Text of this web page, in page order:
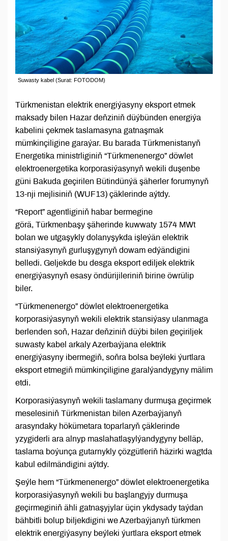
Suwasty kabel (Surat: FOTODOM)
Türkmenistan elektrik energiýasyny eksport etmek
maksady bilen Hazar deňziniň düýbünden energiýa
kabelini çekmek taslamasyna gatnaşmak
mümkinçiligine garaýar. Bu barada Türkmenistanyň
Energetika ministrliginiň “Türkmenenergo” döwlet
elektroenergetika korporasiýasynyň wekili duşenbe
güni Bakuda geçirilen Bütindünýä şäherler forumynyň
13-nji mejlisiniň (WUF13) çäklerinde aýtdy.
“Report” agentliginiň habar bermegine
görä, Türkmenbaşy şäherinde kuwwaty 1574 MWt
bolan we utgaşykly dolanyşykda işleýän elektrik
stansiýasynyň gurluşygynyň dowam edýändigini
belledi. Geljekde bu desga eksport ediljek elektrik
energiýasynyň esasy öndürijileriniň birine öwrülip
biler.
“Türkmenenergo” döwlet elektroenergetika
korporasiýasynyň wekili elektrik stansiýasy ulanmaga
berlenden soň, Hazar deňziniň düýbi bilen geçiriljek
suwasty kabel arkaly Azerbaýjana elektrik
energiýasyny ibermegiň, soňra bolsa beýleki ýurtlara
eksport etmegiň mümkinçiligine garalýandygyny mälim
etdi.
Korporasiýasynyň wekili taslamany durmuşa geçirmek
meselesiniň Türkmenistan bilen Azerbaýjanyň
arasyndaky hökümetara toparlaryň çäklerinde
yzygiderli ara alnyp maslahatlaşylýandygyny belläp,
taslama boýunça gutarnykly çözgütleriň häzirki wagtda
kabul edilmändigini aýtdy.
Şeýle hem “Türkmenenergo” döwlet elektroenergetika
korporasiýasynyň wekili bu başlangyjy durmuşa
geçirmeginiň ähli gatnaşyjylar üçin ykdysady taýdan
bähbitli bolup biljekdigini we Azerbaýjanyň türkmen
elektrik energiýasyny beýleki ýurtlara eksport etmek